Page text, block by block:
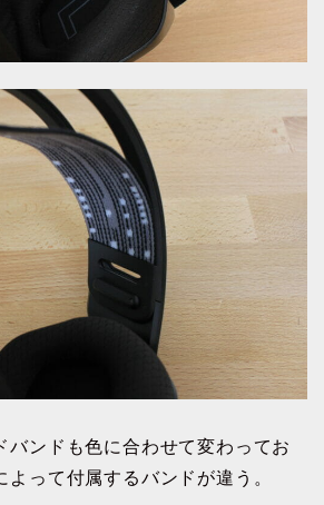
バンドも色に合わせて変わってお
よって付属するバンドが違う。